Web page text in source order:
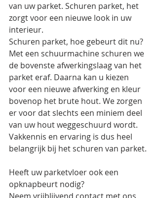
van uw parket. Schuren parket, het
zorgt voor een nieuwe look in uw
interieur.
Schuren parket, hoe gebeurt dit nu?
Met een schuurmachine schuren we
de bovenste afwerkingslaag van het
parket eraf. Daarna kan u kiezen
voor een nieuwe afwerking en kleur
bovenop het brute hout. We zorgen
er voor dat slechts een miniem deel
van uw hout weggeschuurd wordt.
Vakkennis en ervaring is dus heel
belangrijk bij het schuren van parket.
Heeft uw parketvloer ook een
opknapbeurt nodig?